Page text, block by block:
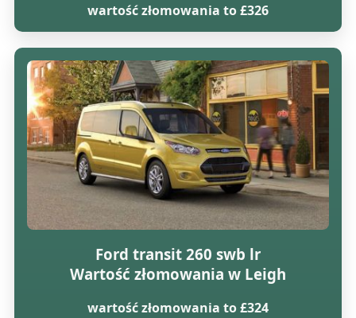
wartość złomowania to £326
Ford transit 260 swb lr
Wartość złomowania w Leigh
wartość złomowania to £324